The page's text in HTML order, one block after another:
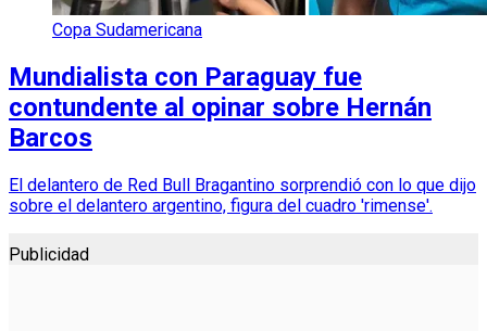
Copa Sudamericana
Mundialista con Paraguay fue
contundente al opinar sobre Hernán
Barcos
El delantero de Red Bull Bragantino sorprendió con lo que dijo
sobre el delantero argentino, figura del cuadro 'rimense'.
Publicidad